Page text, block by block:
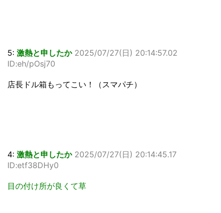
5: 激熱と申したか 2025/07/27(日) 20:14:57.02
ID:eh/pOsj70
店長ドル箱もってこい！（スマパチ）
4: 激熱と申したか 2025/07/27(日) 20:14:45.17
ID:etf38DHy0
目の付け所が良くて草